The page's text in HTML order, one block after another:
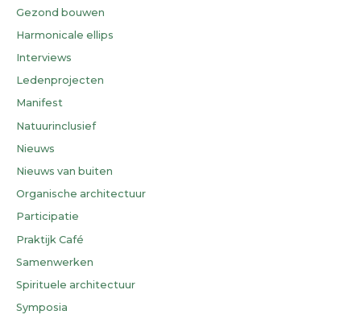
Gezond bouwen
Harmonicale ellips
Interviews
Ledenprojecten
Manifest
Natuurinclusief
Nieuws
Nieuws van buiten
Organische architectuur
Participatie
Praktijk Café
Samenwerken
Spirituele architectuur
Symposia